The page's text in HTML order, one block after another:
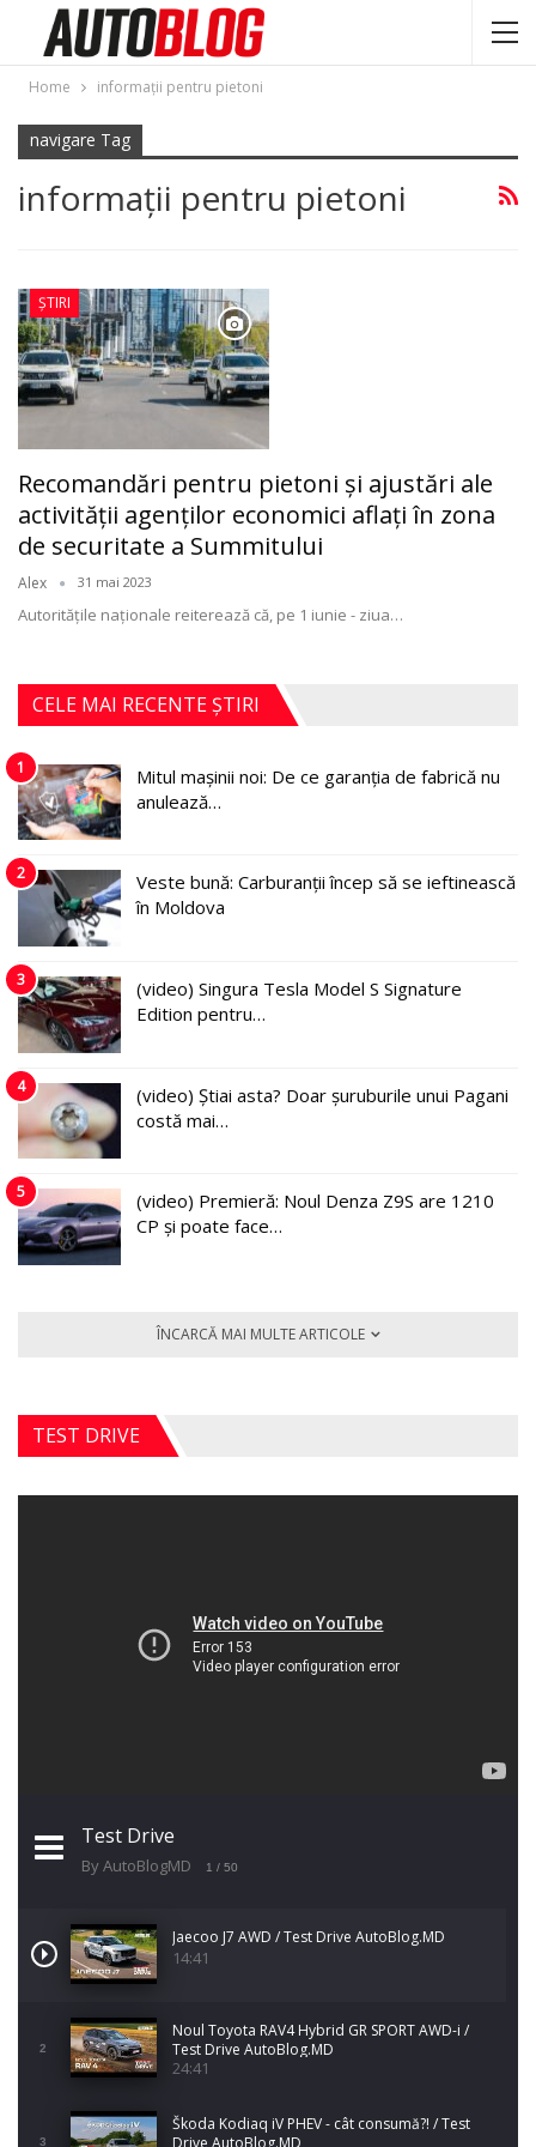
Home informaţii pentru pietoni
navigare Tag
informaţii pentru pietoni
ȘTIRI
Recomandări pentru pietoni și ajustări ale
activității agenților economici aflați în zona
de securitate a Summitului
Alex 31 mai 2023
Autoritățile naționale reiterează că, pe 1 iunie - ziua…
CELE MAI RECENTE ȘTIRI
1
Mitul mașinii noi: De ce garanția de fabrică nu
anulează…
2
Veste bună: Carburanții încep să se ieftinească
în Moldova
3
(video) Singura Tesla Model S Signature
Edition pentru…
4
(video) Știai asta? Doar șuruburile unui Pagani
costă mai…
5
(video) Premieră: Noul Denza Z9S are 1210
CP și poate face…
ÎNCARCĂ MAI MULTE ARTICOLE
TEST DRIVE
Test Drive
By AutoBlogMD 1 / 50
Jaecoo J7 AWD / Test Drive AutoBlog.MD
14:41
2
Noul Toyota RAV4 Hybrid GR SPORT AWD-i /
Test Drive AutoBlog.MD
24:41
3
Škoda Kodiaq iV PHEV - cât consumă?! / Test
Drive AutoBlog.MD